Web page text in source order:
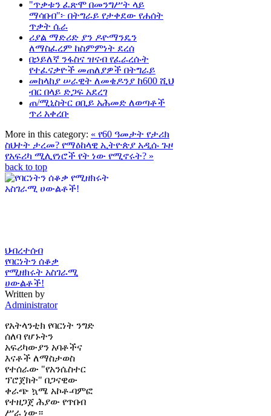
"ጥቃቱን ፈጽሞ በመንግሥት ላይ
ማሳበብ"፦ በትግራይ የታቀደው የሐሰት
ጥቃት ሴራ
ሪያል ማድሪድ ያን ዶዮማንዴን
ለማስፈረም ከስምምነት ደረሰ
በኃይለኛ ንፋስና ዝናብ የፈራረሱት
የተፈናቃዮች መጠለያዎች በትግራይ
መከላከያ ሠራዊት ለመቄዶንያ ከ600 ሺህ
ብር በላይ ድጋፍ አደረገ
ጠ/ሚኒስትር ዐቢይ አሕመድ ለወጣቶች
ጥሪ አቀረቡ
More in this category: « የ60 ዓመታት የታሪክ
ስህተት ታረመ? የማዕከላዊ ኢትዮጵያ አዲሱ ጉዞ
የአፍሪካ ሚሊየነሮች የት ነው የሚኖሩት? »
back to top
ህብረተሰብ
የባርነትን ሰቆቃ
የሚዘክሩት አስገራሚ
ሀውልቶች!
Written by
Administrator
የአትላንቲክ የባርነት ንግድ
ሰለባ የሆኑትን
አፍሪካውያን አባቶችና
እናቶች ለማስታወስ
የተሰራው "የአንሴስተር
ፕሮጀክት" በጋናዊው
ቀራጭ ኳሜ አኮቶ-ባምፎ
የተዘጋጀ ሕያው የጥበብ
ሥራ ነው።